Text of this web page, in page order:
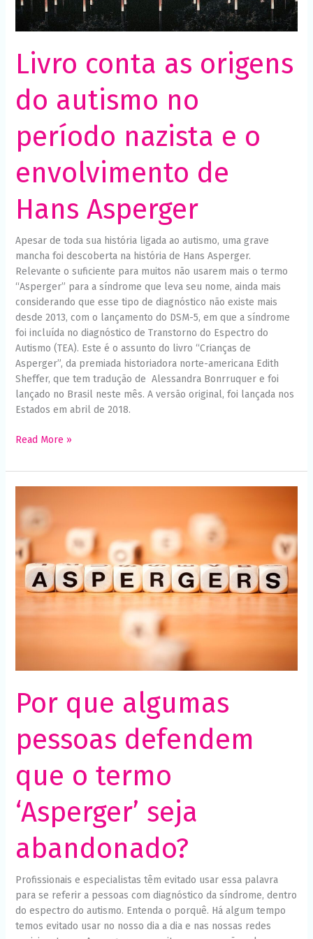
Livro conta as origens
do autismo no
período nazista e o
envolvimento de
Hans Asperger
Apesar de toda sua história ligada ao autismo, uma grave
mancha foi descoberta na história de Hans Asperger.
Relevante o suficiente para muitos não usarem mais o termo
“Asperger” para a síndrome que leva seu nome, ainda mais
considerando que esse tipo de diagnóstico não existe mais
desde 2013, com o lançamento do DSM-5, em que a síndrome
foi incluída no diagnóstico de Transtorno do Espectro do
Autismo (TEA). Este é o assunto do livro “Crianças de
Asperger”, da premiada historiadora norte-americana Edith
Sheffer, que tem tradução de Alessandra Bonrruquer e foi
lançado no Brasil neste mês. A versão original, foi lançada nos
Estados em abril de 2018.
envolvimento
de
Hans
Asperger
Read More »
Por que algumas
pessoas defendem
que o termo
‘Asperger’ seja
abandonado?
Profissionais e especialistas têm evitado usar essa palavra
para se referir a pessoas com diagnóstico da síndrome, dentro
do espectro do autismo. Entenda o porquê. Há algum tempo
temos evitado usar no nosso dia a dia e nas nossas redes
que
algumas
pessoas
defendem
que
termo
‘Asperger’
Necessário
Esses cookies
não são
para o
funcionamento
Estatísticas
Para que
melhorar a
funcionalidade
do site, com
base em
usado.
Experiência
Para que o
funcione o
melhor
possível
durante a sua
visita. Se você
recusar esses
cookies,
Marketing
seus interesses
comportamento
ao visitar nosso
site, você
aumenta a
chance de ver
conteúdo e
personalizadas.